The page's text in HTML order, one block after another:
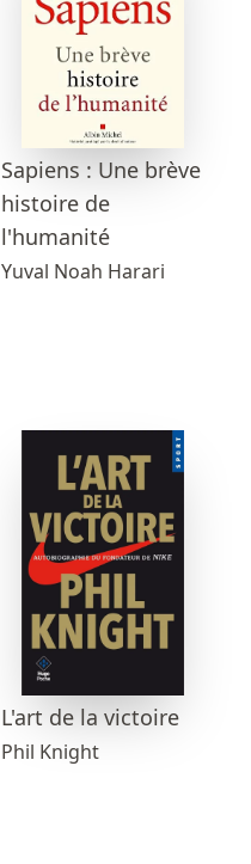
Sapiens : Une brève
histoire de
l'humanité
Yuval Noah Harari
L'art de la victoire
Phil Knight